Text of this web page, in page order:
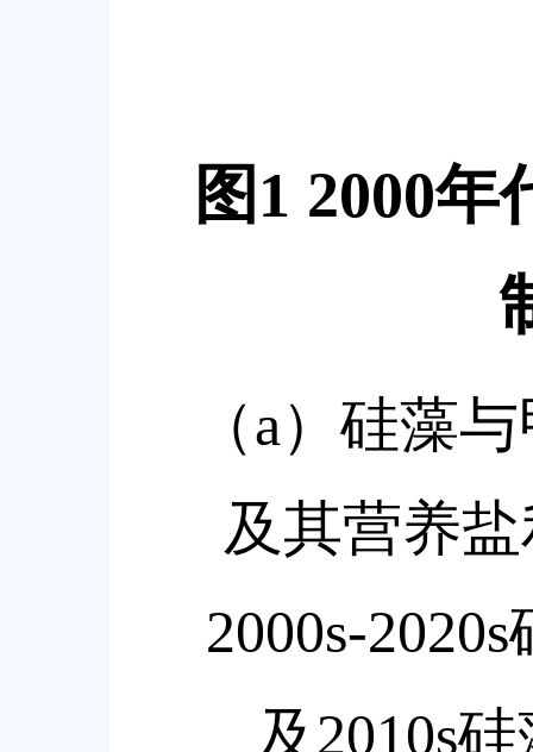
图 1 2000年
（a）硅藻
及其营养
2000s-2020s
及2010s硅